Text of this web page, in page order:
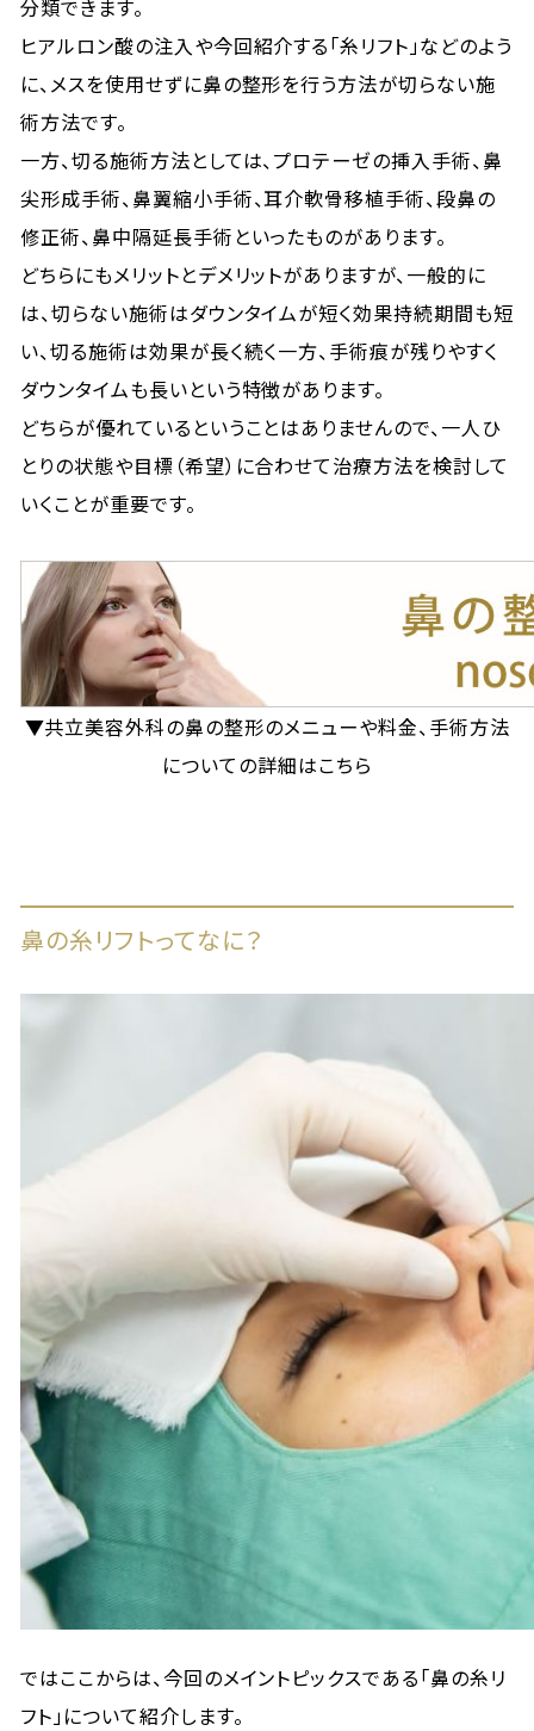
分類できます。
ヒアルロン酸の注入や今回紹介する「糸リフト」などのよう
に、メスを使用せずに鼻の整形を行う方法が切らない施
術方法です。
一方、切る施術方法としては、プロテーゼの挿入手術、鼻
尖形成手術、鼻翼縮小手術、耳介軟骨移植手術、段鼻の
修正術、鼻中隔延長手術といったものがあります。
どちらにもメリットとデメリットがありますが、一般的に
は、切らない施術はダウンタイムが短く効果持続期間も短
い、切る施術は効果が長く続く一方、手術痕が残りやすく
ダウンタイムも長いという特徴があります。
どちらが優れているということはありませんので、一人ひ
とりの状態や目標（希望）に合わせて治療方法を検討して
いくことが重要です。
▼共立美容外科の鼻の整形のメニューや料金、手術方法
についての詳細はこちら
鼻の糸リフトってなに？
ではここからは、今回のメイントピックスである「鼻の糸リ
フト」について紹介します。